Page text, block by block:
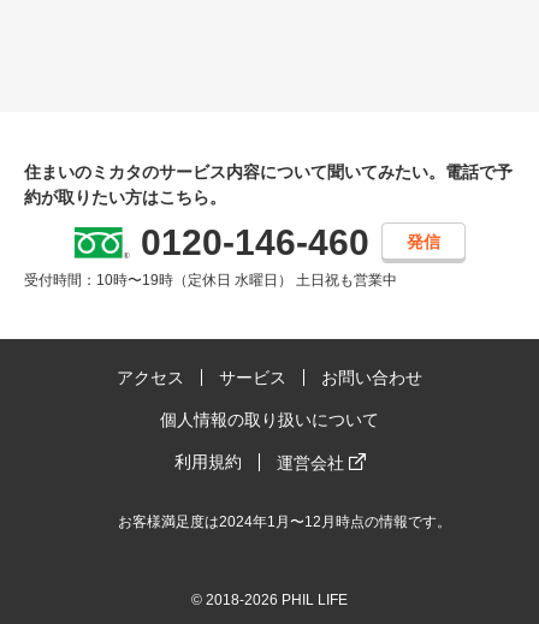
住まいのミカタのサービス内容について聞いてみたい。 電話で予
約が取りたい方はこちら。
0120-146-460 発信
受付時間：10時〜19時（定休日 水曜日） 土日祝も営業中
アクセス サービス お問い合わせ
個人情報の取り扱いについて
利用規約 運営会社
お客様満足度は2024年1月〜12月時点の情報です。
© 2018-2026 PHIL LIFE